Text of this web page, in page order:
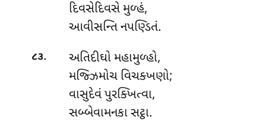
દિવસેદિવસે મુળ્હં,
આવીસન્તિ નપણ્ડિતં.
૮૩. અતિદીઘો મહામુળ્હો,
મજ્ઝિમોચ વિચક્ખણો;
વાસુદેવં પુરક્ખિત્વા,
સબ્બેવામનકા સટ્ઠા.